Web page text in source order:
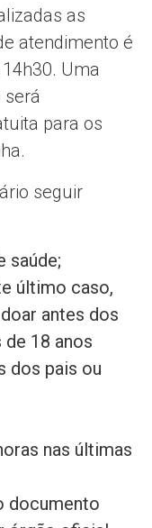
as
atendimento é
Uma
será
para os
seguir
saúde;
último caso,
antes dos
18 anos
dos pais ou
nas últimas
documento